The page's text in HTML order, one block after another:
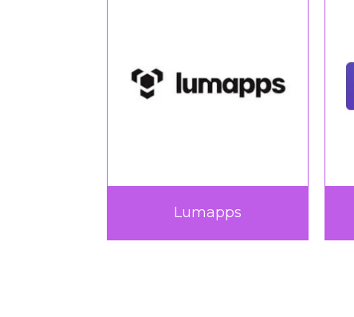
Procertif